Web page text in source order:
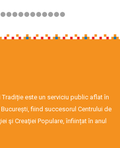
este un serviciu public aflat în
fiind succesorul Centrului de
şi Creaţiei Populare, înființat în anul